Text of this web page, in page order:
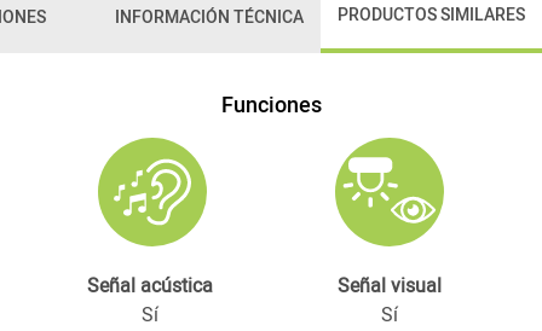
INFORMACIÓN TÉCNICA PRODUCTOS SIMILARES
Funciones
Señal acústica
Sí
Señal visual
Sí